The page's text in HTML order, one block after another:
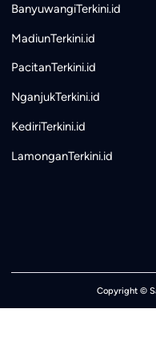
BanyuwangiTerkini.id
MadiunTerkini.id
PacitanTerkini.id
NganjukTerkini.id
KediriTerkini.id
LamonganTerkini.id
Copyright ©